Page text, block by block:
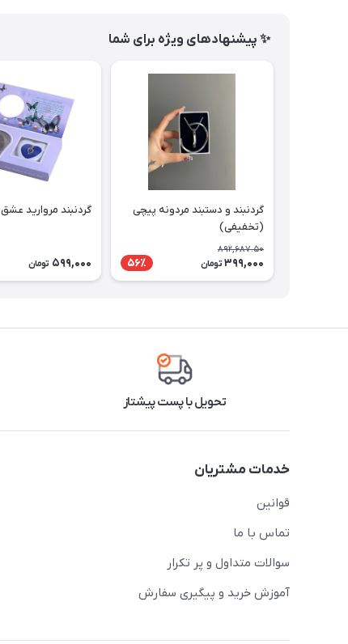
✨ پیشنهادهای ویژه برای شما
گردنبند و دستبند مردونه پیچی
(تخفیفی)
892,687.50
399,000 تومان 56٪
گردنبند مروارید عشق
599,000 تومان
تحویل با پست پیشتاز
خدمات مشتریان
قوانین
تماس با ما
سوالات متداول و پر تکرار
آموزش خرید و پیگیری سفارش